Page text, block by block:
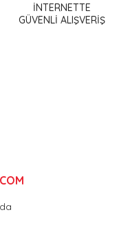
bulunuyor.İNTERNETTE
GÜVENLİ ALIŞVERİŞ